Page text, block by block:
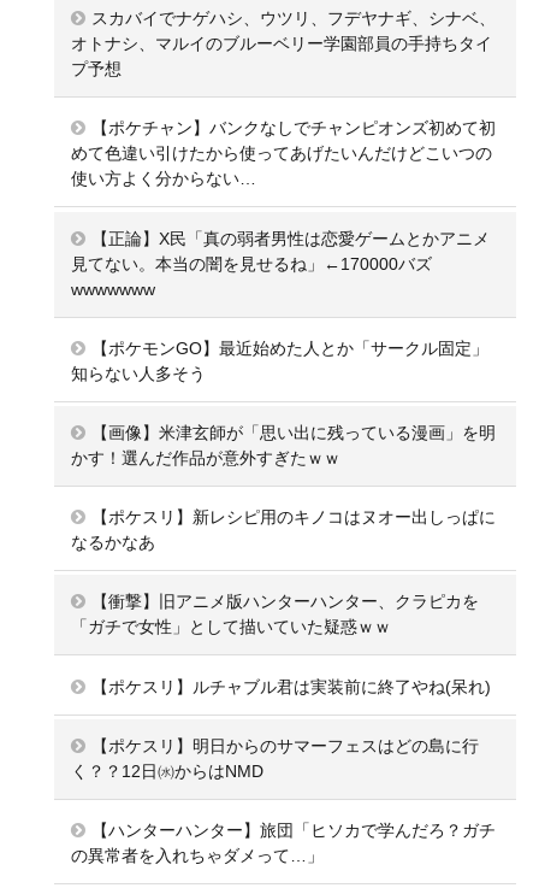
スカバイでナゲハシ、ウツリ、フデヤナギ、シナベ、
オトナシ、マルイのブルーベリー学園部員の手持ちタイ
プ予想
【ポケチャン】バンクなしでチャンピオンズ初めて初
めて色違い引けたから使ってあげたいんだけどこいつの
使い方よく分からない…
【正論】X民「真の弱者男性は恋愛ゲームとかアニメ
見てない。本当の闇を見せるね」←170000バズ
wwwwwww
【ポケモンGO】最近始めた人とか「サークル固定」
知らない人多そう
【画像】米津玄師が「思い出に残っている漫画」を明
かす！選んだ作品が意外すぎたｗｗ
【ポケスリ】新レシピ用のキノコはヌオー出しっぱに
なるかなあ
【衝撃】旧アニメ版ハンターハンター、クラピカを
「ガチで女性」として描いていた疑惑ｗｗ
【ポケスリ】ルチャブル君は実装前に終了やね(呆れ)
【ポケスリ】明日からのサマーフェスはどの島に行
く？？12日㈬からはNMD
【ハンターハンター】旅団「ヒソカで学んだろ？ガチ
の異常者を入れちゃダメって…」